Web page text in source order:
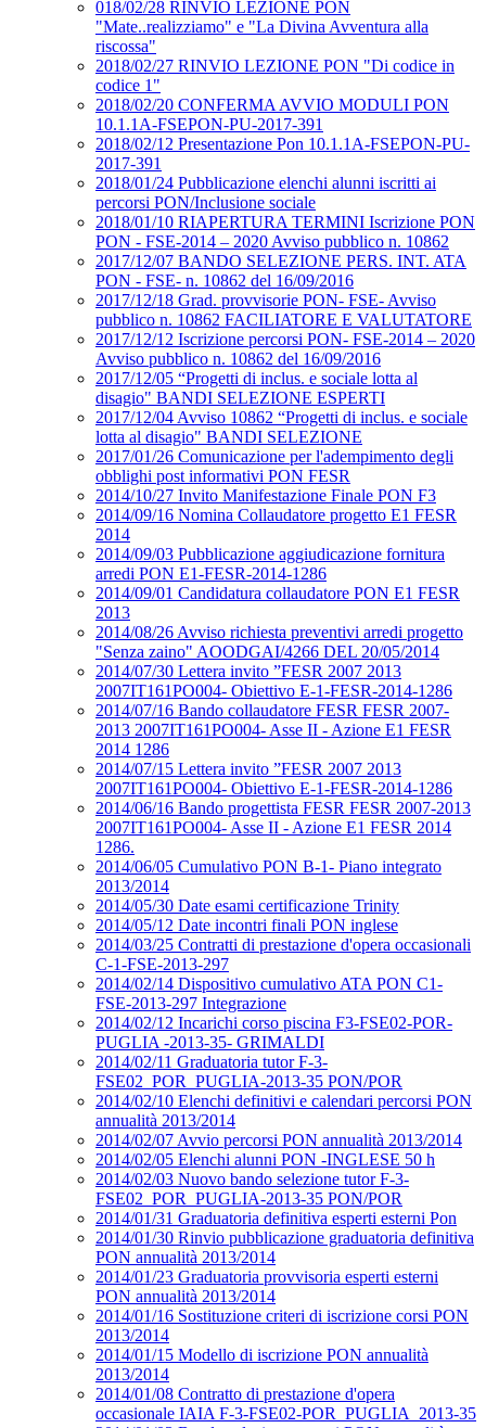
018/02/28 RINVIO LEZIONE PON
"Mate..realizziamo" e "La Divina Avventura alla
riscossa"
2018/02/27 RINVIO LEZIONE PON "Di codice in
codice 1"
2018/02/20 CONFERMA AVVIO MODULI PON
10.1.1A-FSEPON-PU-2017-391
2018/02/12 Presentazione Pon 10.1.1A-FSEPON-PU-
2017-391
2018/01/24 Pubblicazione elenchi alunni iscritti ai
percorsi PON/Inclusione sociale
2018/01/10 RIAPERTURA TERMINI Iscrizione PON
PON - FSE-2014 – 2020 Avviso pubblico n. 10862
2017/12/07 BANDO SELEZIONE PERS. INT. ATA
PON - FSE- n. 10862 del 16/09/2016
2017/12/18 Grad. provvisorie PON- FSE- Avviso
pubblico n. 10862 FACILIATORE E VALUTATORE
2017/12/12 Iscrizione percorsi PON- FSE-2014 – 2020
Avviso pubblico n. 10862 del 16/09/2016
2017/12/05 “Progetti di inclus. e sociale lotta al
disagio" BANDI SELEZIONE ESPERTI
2017/12/04 Avviso 10862 “Progetti di inclus. e sociale
lotta al disagio" BANDI SELEZIONE
2017/01/26 Comunicazione per l'adempimento degli
obblighi post informativi PON FESR
2014/10/27 Invito Manifestazione Finale PON F3
2014/09/16 Nomina Collaudatore progetto E1 FESR
2014
2014/09/03 Pubblicazione aggiudicazione fornitura
arredi PON E1-FESR-2014-1286
2014/09/01 Candidatura collaudatore PON E1 FESR
2013
2014/08/26 Avviso richiesta preventivi arredi progetto
"Senza zaino" AOODGAI/4266 DEL 20/05/2014
2014/07/30 Lettera invito ”FESR 2007 2013
2007IT161PO004- Obiettivo E-1-FESR-2014-1286
2014/07/16 Bando collaudatore FESR FESR 2007-
2013 2007IT161PO004- Asse II - Azione E1 FESR
2014 1286
2014/07/15 Lettera invito ”FESR 2007 2013
2007IT161PO004- Obiettivo E-1-FESR-2014-1286
2014/06/16 Bando progettista FESR FESR 2007-2013
2007IT161PO004- Asse II - Azione E1 FESR 2014
1286.
2014/06/05 Cumulativo PON B-1- Piano integrato
2013/2014
2014/05/30 Date esami certificazione Trinity
2014/05/12 Date incontri finali PON inglese
2014/03/25 Contratti di prestazione d'opera occasionali
C-1-FSE-2013-297
2014/02/14 Dispositivo cumulativo ATA PON C1-
FSE-2013-297 Integrazione
2014/02/12 Incarichi corso piscina F3-FSE02-POR-
PUGLIA -2013-35- GRIMALDI
2014/02/11 Graduatoria tutor F-3-
FSE02_POR_PUGLIA-2013-35 PON/POR
2014/02/10 Elenchi definitivi e calendari percorsi PON
annualità 2013/2014
2014/02/07 Avvio percorsi PON annualità 2013/2014
2014/02/05 Elenchi alunni PON -INGLESE 50 h
2014/02/03 Nuovo bando selezione tutor F-3-
FSE02_POR_PUGLIA-2013-35 PON/POR
2014/01/31 Graduatoria definitiva esperti esterni Pon
2014/01/30 Rinvio pubblicazione graduatoria definitiva
PON annualità 2013/2014
2014/01/23 Graduatoria provvisoria esperti esterni
PON annualità 2013/2014
2014/01/16 Sostituzione criteri di iscrizione corsi PON
2013/2014
2014/01/15 Modello di iscrizione PON annualità
2013/2014
2014/01/08 Contratto di prestazione d'opera
occasionale IAIA F-3-FSE02-POR_PUGLIA_2013-35